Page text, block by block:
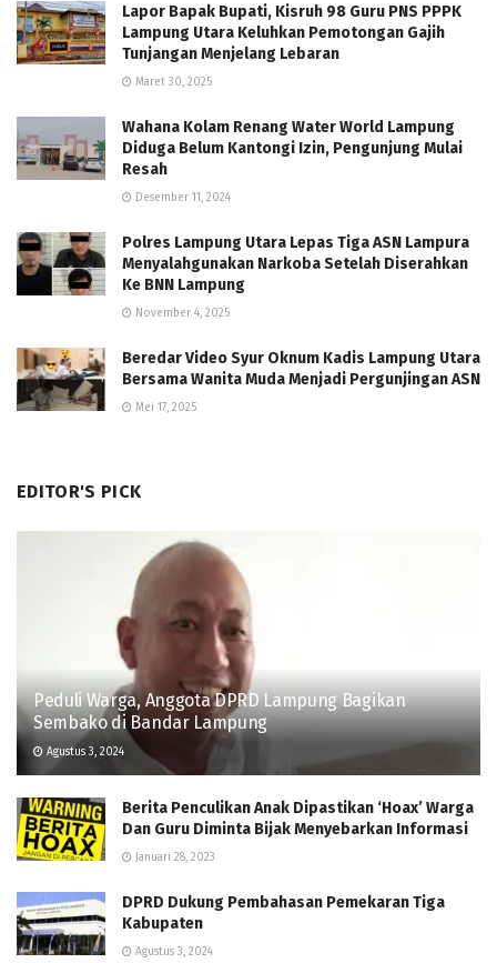
Lapor Bapak Bupati, Kisruh 98 Guru PNS PPPK
Lampung Utara Keluhkan Pemotongan Gajih
Tunjangan Menjelang Lebaran
Maret 30, 2025
Wahana Kolam Renang Water World Lampung
Diduga Belum Kantongi Izin, Pengunjung Mulai
Resah
Desember 11, 2024
Polres Lampung Utara Lepas Tiga ASN Lampura
Menyalahgunakan Narkoba Setelah Diserahkan
Ke BNN Lampung
November 4, 2025
Beredar Video Syur Oknum Kadis Lampung Utara
Bersama Wanita Muda Menjadi Pergunjingan ASN
Mei 17, 2025
EDITOR'S PICK
Peduli Warga, Anggota DPRD Lampung Bagikan
Sembako di Bandar Lampung
Agustus 3, 2024
Berita Penculikan Anak Dipastikan ‘Hoax’ Warga
Dan Guru Diminta Bijak Menyebarkan Informasi
Januari 28, 2023
DPRD Dukung Pembahasan Pemekaran Tiga
Kabupaten
Agustus 3, 2024